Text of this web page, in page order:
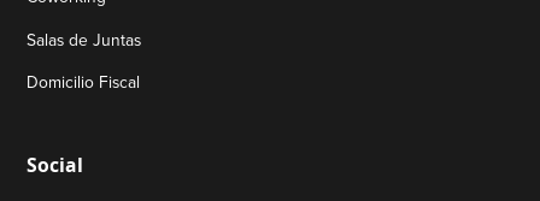
Salas de Juntas
Domicilio Fiscal
Social